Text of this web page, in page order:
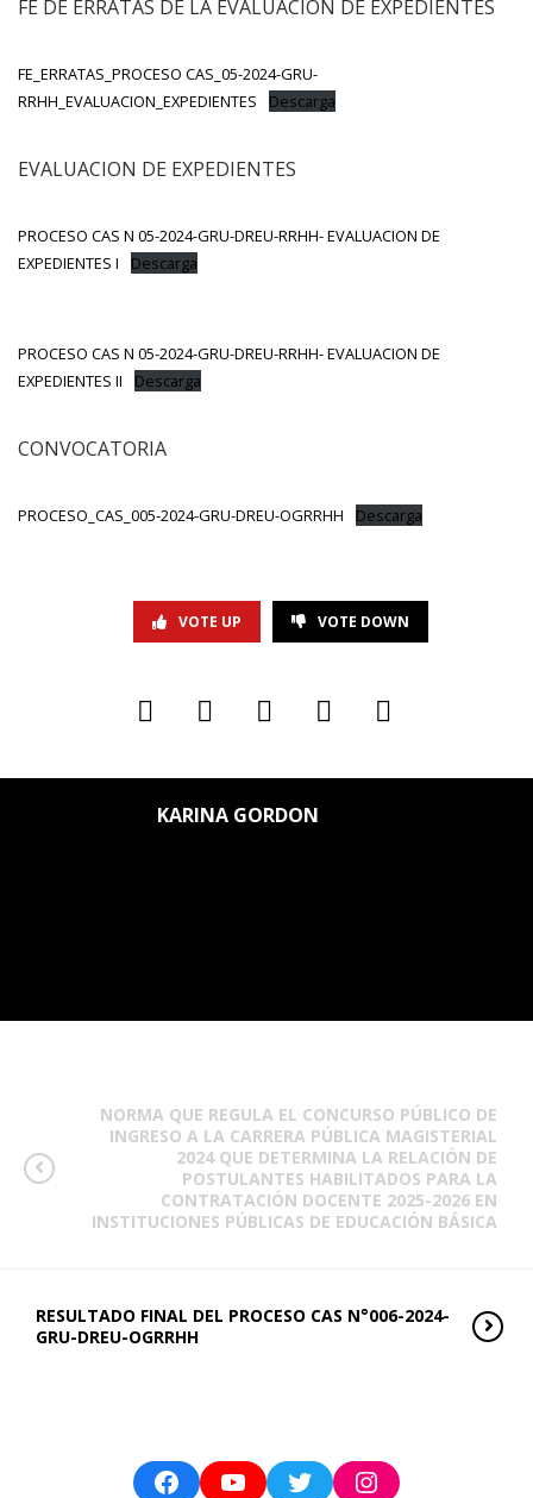
FE DE ERRATAS DE LA EVALUACION DE EXPEDIENTES
FE_ERRATAS_PROCESO CAS_05-2024-GRU-
RRHH_EVALUACION_EXPEDIENTES
Descarga
EVALUACION DE EXPEDIENTES
PROCESO CAS N 05-2024-GRU-DREU-RRHH- EVALUACION DE
EXPEDIENTES I
Descarga
PROCESO CAS N 05-2024-GRU-DREU-RRHH- EVALUACION DE
EXPEDIENTES II
Descarga
CONVOCATORIA
PROCESO_CAS_005-2024-GRU-DREU-OGRRHH Descarga
VOTE UP VOTE DOWN
KARINA GORDON
NORMA QUE REGULA EL CONCURSO PÚBLICO DE
INGRESO A LA CARRERA PÚBLICA MAGISTERIAL
2024 QUE DETERMINA LA RELACIÓN DE
POSTULANTES HABILITADOS PARA LA
CONTRATACIÓN DOCENTE 2025-2026 EN
INSTITUCIONES PÚBLICAS DE EDUCACIÓN BÁSICA
RESULTADO FINAL DEL PROCESO CAS N°006-2024-
GRU-DREU-OGRRHH